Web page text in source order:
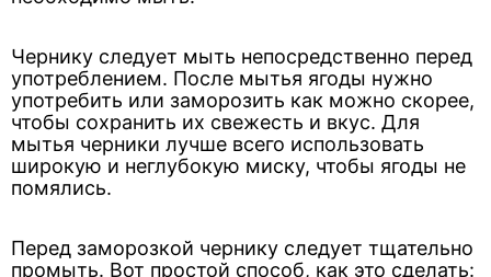
Чернику следует мыть непосредственно перед
употреблением. После мытья ягоды нужно
употребить или заморозить как можно скорее,
чтобы сохранить их свежесть и вкус. Для
мытья черники лучше всего использовать
широкую и неглубокую миску, чтобы ягоды не
помялись.
Перед заморозкой чернику следует тщательно
промыть. Вот простой способ, как это сделать: